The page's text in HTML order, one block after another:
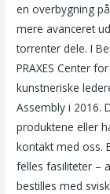
en overbygning
mere avanceret
torrenter dele. I
PRAXES Center
kunstneriske
Assembly i 2016.
produktene eller
kontakt med oss.
felles fasiliteter –
bestilles med